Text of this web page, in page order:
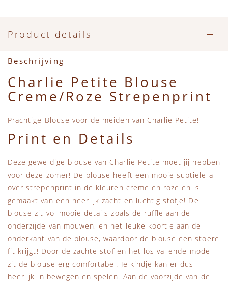
Zwemkleding
Feestkleding
Beren, Speendoekjes en Knuffeldoekjes
Tassen
Verzorgingsproducten
Beren
Mini Rodini
+1 in the family
New Balance
Piupiuchick
Play Up
Sproet & Sprout
Tiny Cottons
Product details
Beschrijving
Charlie Petite Blouse
Creme/Roze Strepenprint
Prachtige Blouse voor de meiden van Charlie Petite!
Print en Details
Deze geweldige blouse van Charlie Petite moet jij hebben
voor deze zomer! De blouse heeft een mooie subtiele all
over strepenprint in de kleuren creme en roze en is
gemaakt van een heerlijk zacht en luchtig stofje! De
blouse zit vol mooie details zoals de ruffle aan de
onderzijde van mouwen, en het leuke koortje aan de
onderkant van de blouse, waardoor de blouse een stoere
fit krijgt! Door de zachte stof en het los vallende model
zit de blouse erg comfortabel. Je kindje kan er dus
heerlijk in bewegen en spelen. Aan de voorzijde van de